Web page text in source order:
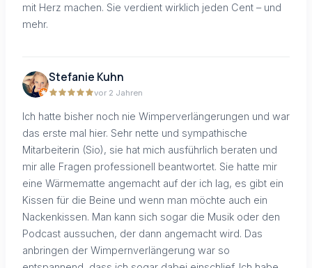
mit Herz machen. Sie verdient wirklich jeden Cent – und
mehr.
Stefanie Kuhn
vor 2 Jahren
Ich hatte bisher noch nie Wimperverlängerungen und war
das erste mal hier. Sehr nette und sympathische
Mitarbeiterin (Sio), sie hat mich ausführlich beraten und
mir alle Fragen professionell beantwortet. Sie hatte mir
eine Wärmematte angemacht auf der ich lag, es gibt ein
Kissen für die Beine und wenn man möchte auch ein
Nackenkissen. Man kann sich sogar die Musik oder den
Podcast aussuchen, der dann angemacht wird. Das
anbringen der Wimpernverlängerung war so